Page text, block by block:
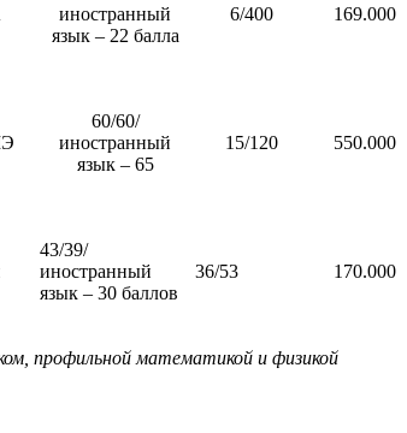
иностранный
язык – 22 балла
6/400 169.000
60/60/
иностранный
язык – 65
15/120 550.000
43/39/
иностранный
язык – 30 баллов
36/53 170.000
профильной математикой и физикой